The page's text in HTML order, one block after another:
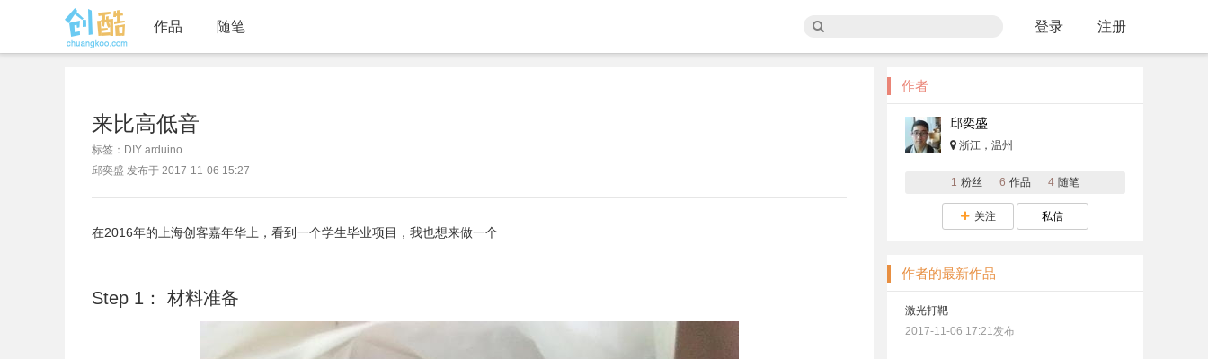
作品 随笔 登录 注册
来比高低音
标签：DIY arduino
邱奕盛 发布于 2017-11-06 15:27
在2016年的上海创客嘉年华上，看到一个学生毕业项目，我也想来做一个
Step 1： 材料准备
作者
邱奕盛
浙江，温州
1 粉丝 6 作品 4 随笔
关注 私信
作者的最新作品
激光打靶
2017-11-06 17:21发布